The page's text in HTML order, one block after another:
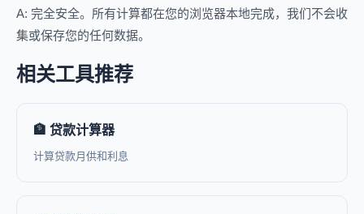
A: 完全安全。所有计算都在您的浏览器本地完成，我们不会收
集或保存您的任何数据。
相关工具推荐
🏦 贷款计算器
计算贷款月供和利息